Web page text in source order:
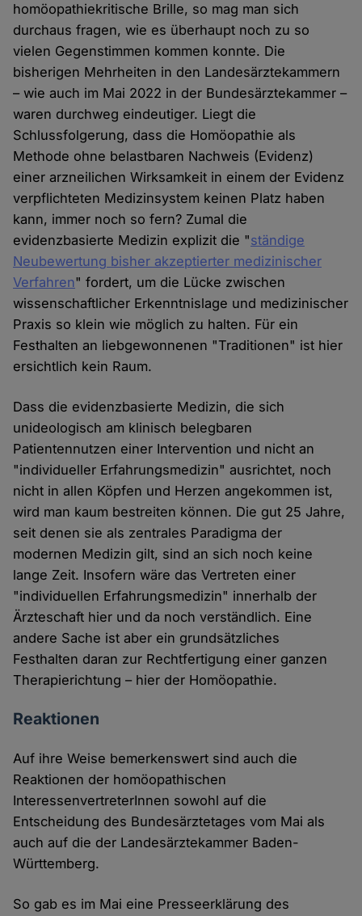
homöopathiekritische Brille, so mag man sich
durchaus fragen, wie es überhaupt noch zu so
vielen Gegenstimmen kommen konnte. Die
bisherigen Mehrheiten in den Landesärztekammern
– wie auch im Mai 2022 in der Bundesärztekammer –
waren durchweg eindeutiger. Liegt die
Schlussfolgerung, dass die Homöopathie als
Methode ohne belastbaren Nachweis (Evidenz)
einer arzneilichen Wirksamkeit in einem der Evidenz
verpflichteten Medizinsystem keinen Platz haben
kann, immer noch so fern? Zumal die
evidenzbasierte Medizin explizit die "ständige
Neubewertung bisher akzeptierter medizinischer
Verfahren" fordert, um die Lücke zwischen
wissenschaftlicher Erkenntnislage und medizinischer
Praxis so klein wie möglich zu halten. Für ein
Festhalten an liebgewonnenen "Traditionen" ist hier
ersichtlich kein Raum.
Dass die evidenzbasierte Medizin, die sich
unideologisch am klinisch belegbaren
Patientennutzen einer Intervention und nicht an
"individueller Erfahrungsmedizin" ausrichtet, noch
nicht in allen Köpfen und Herzen angekommen ist,
wird man kaum bestreiten können. Die gut 25 Jahre,
seit denen sie als zentrales Paradigma der
modernen Medizin gilt, sind an sich noch keine
lange Zeit. Insofern wäre das Vertreten einer
"individuellen Erfahrungsmedizin" innerhalb der
Ärzteschaft hier und da noch verständlich. Eine
andere Sache ist aber ein grundsätzliches
Festhalten daran zur Rechtfertigung einer ganzen
Therapierichtung – hier der Homöopathie.
Reaktionen
Auf ihre Weise bemerkenswert sind auch die
Reaktionen der homöopathischen
InteressenvertreterInnen sowohl auf die
Entscheidung des Bundesärztetages vom Mai als
auch auf die der Landesärztekammer Baden-
Württemberg.
So gab es im Mai eine Presseerklärung des